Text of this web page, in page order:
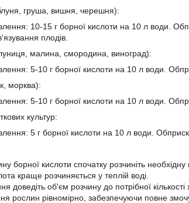
груша, вишня, черешня):
10-15 г борної кислоти на 10 л води.
плодів.
малина, смородина, виноград):
5-10 г борної кислоти на 10 л води.
морква):
5-10 г борної кислоти на 10 л води.
культур:
5 г борної кислоти на 10 л води.
борної кислоти спочатку розчиніть
краще розчиняється у теплій воді.
доведіть об'єм розчину до потрібної
рослин рівномірно, забезпечуючи повне